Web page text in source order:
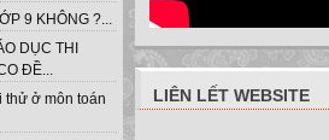
9 KHÔNG ?...
DỤC THI
ĐỀ...
thử ở môn toán
LIÊN LẾT WEBSITE